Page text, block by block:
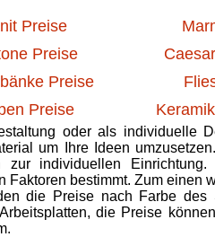
Preise
Preise
Preise
Preise
oder als individuelle
um Ihre Ideen
zur individuellen
Faktoren bestimmt. Zum einen
die Preise nach Farbe des
die Preise